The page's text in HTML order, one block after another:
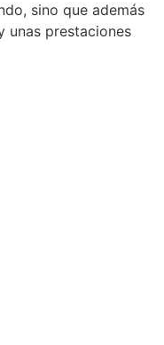
sino que además
unas prestaciones